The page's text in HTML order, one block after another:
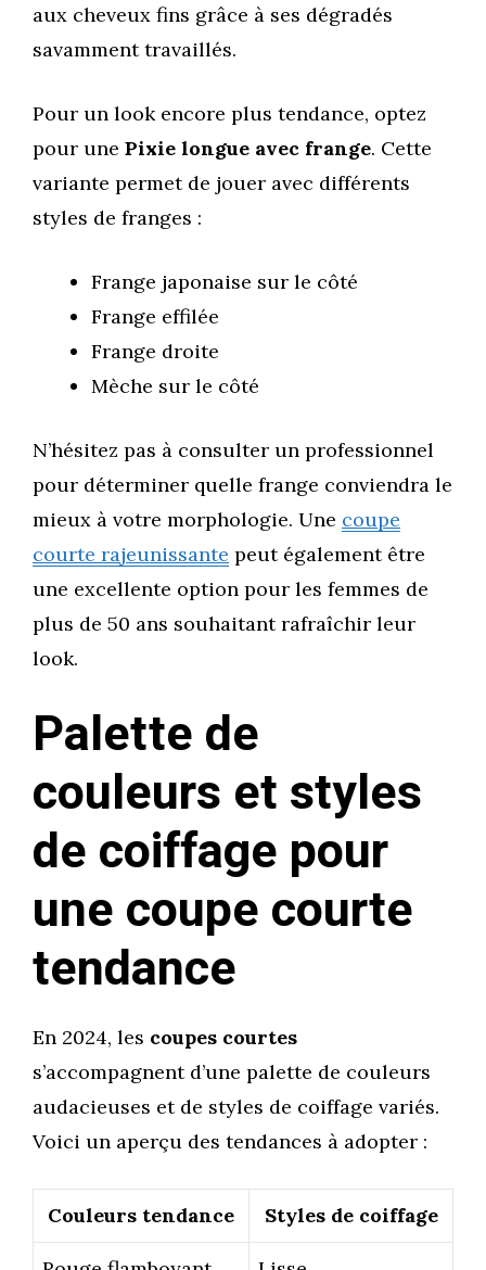
aux cheveux fins grâce à ses dégradés
savamment travaillés.
Pour un look encore plus tendance, optez
pour une Pixie longue avec frange. Cette
variante permet de jouer avec différents
styles de franges :
Frange japonaise sur le côté
Frange effilée
Frange droite
Mèche sur le côté
N’hésitez pas à consulter un professionnel
pour déterminer quelle frange conviendra le
mieux à votre morphologie. Une coupe
courte rajeunissante peut également être
une excellente option pour les femmes de
plus de 50 ans souhaitant rafraîchir leur
look.
Palette de
couleurs et styles
de coiffage pour
une coupe courte
tendance
En 2024, les coupes courtes
s’accompagnent d’une palette de couleurs
audacieuses et de styles de coiffage variés.
Voici un aperçu des tendances à adopter :
Couleurs tendance Styles de coiffage